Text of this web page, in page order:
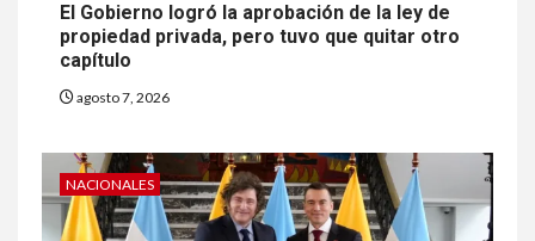
El Gobierno logró la aprobación de la ley de
propiedad privada, pero tuvo que quitar otro
capítulo
agosto 7, 2026
NACIONALES